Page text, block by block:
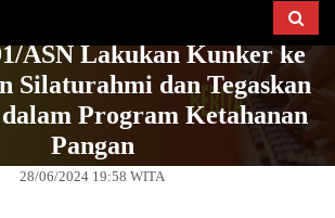
ASN Lakukan Kunker ke
Silaturahmi dan Tegaskan
Program Ketahanan
Pangan
28/06/2024 19:58 WITA